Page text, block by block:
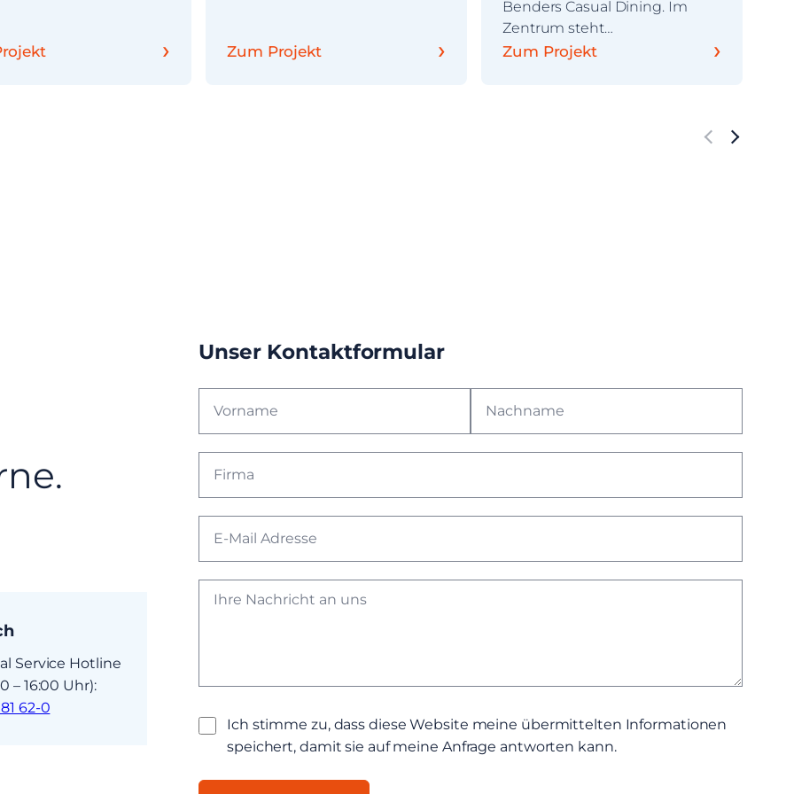
› Zum Projekt ›
Benders Casual Dining. Im
Zentrum steht…
Zum Projekt ›
Service Hotline
– 16:00 Uhr):
62-0
Unser Kontaktformular
Ich stimme zu, dass diese Website meine übermittelten Informationen
speichert, damit sie auf meine Anfrage antworten kann.